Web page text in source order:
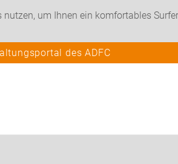
nutzen, um Ihnen ein komfortables
des ADFC